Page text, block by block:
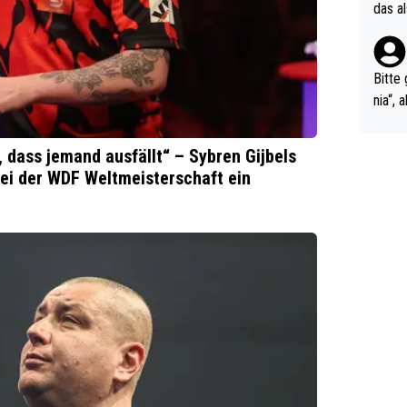
jemand ausfällt“ – Sybren Gijbels
der WDF Weltmeisterschaft ein
r
a.
das
Bitte
nia“,